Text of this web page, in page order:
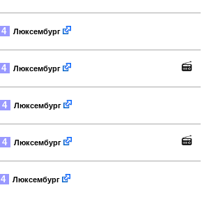
4 Люксембург
4 Люксембург
4 Люксембург
4 Люксембург
4 Люксембург